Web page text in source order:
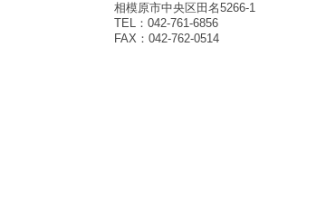
相模原市中央区田名5266-1
TEL：042-761-6856
FAX：042-762-0514